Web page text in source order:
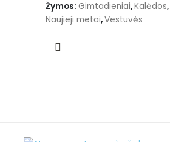
Žymos: Gimtadieniai,Kalėdos,
Naujieji metai,Vestuvės